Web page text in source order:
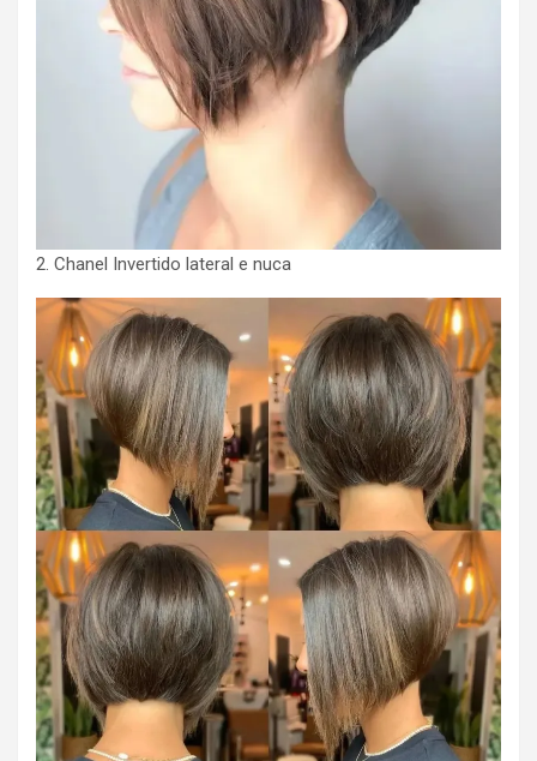
2. Chanel Invertido lateral e nuca